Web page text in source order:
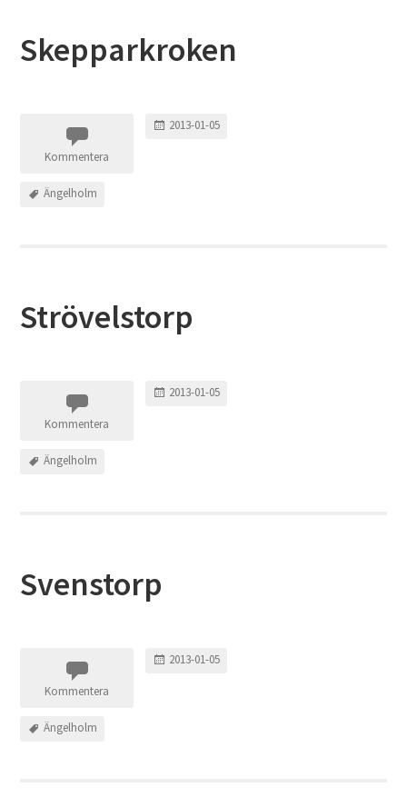
Skepparkroken
Kommentera
2013-01-05
Ängelholm
Strövelstorp
Kommentera
2013-01-05
Ängelholm
Svenstorp
Kommentera
2013-01-05
Ängelholm